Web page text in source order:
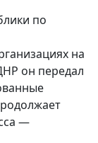
по
на
он передал
—